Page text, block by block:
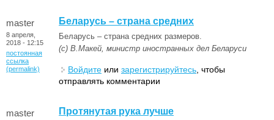
master
8 апреля,
2018 - 12:15
постоянная
ссылка
(permalink)
Беларусь – страна средних
Беларусь – страна средних размеров.
(с) В.Макей, министр иностранных дел Беларуси
Войдите или зарегистрируйтесь , чтобы
отправлять комментарии
master Протянутая рука лучше